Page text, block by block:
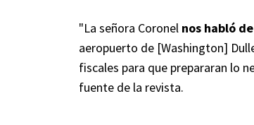
"La señora Coronel nos habló
aeropuerto de [Washington]
fiscales para que prepararan lo
fuente de la revista.